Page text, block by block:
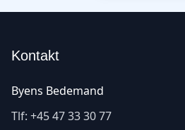
Kontakt
Byens Bedemand
Tlf: +45 47 33 30 77